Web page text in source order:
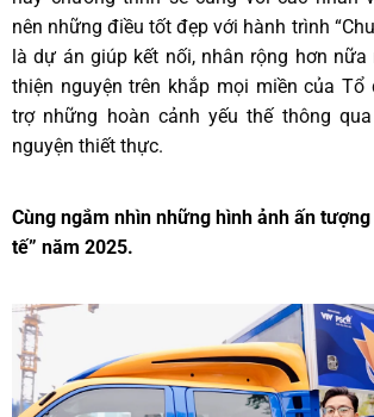
nên những điều tốt đẹp với hành trình
là dự án giúp kết nối, nhân rộng hơn
thiện nguyện trên khắp mọi miền của Tổ
trợ những hoàn cảnh yếu thế thông
nguyện thiết thực.
Cùng ngắm nhìn những hình ảnh ấn tượng
tế” năm 2025.